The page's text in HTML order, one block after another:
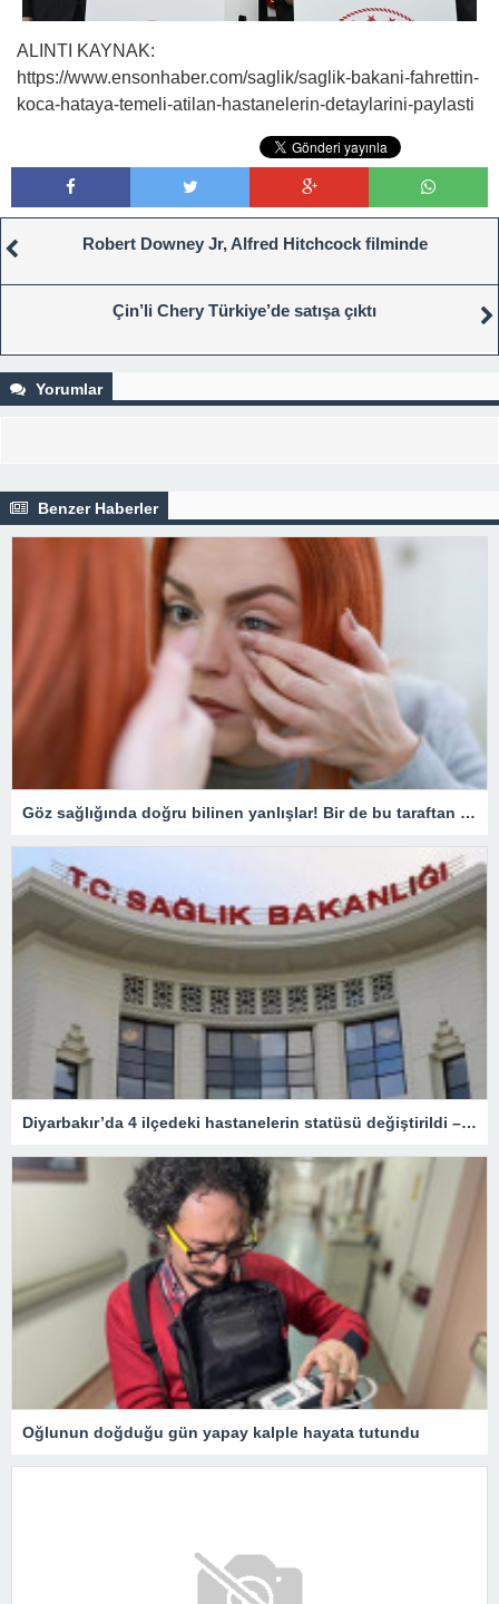
ALINTI KAYNAK:
https://www.ensonhaber.com/saglik/saglik-bakani-fahrettin-
koca-hataya-temeli-atilan-hastanelerin-detaylarini-paylasti
Robert Downey Jr, Alfred Hitchcock filminde
Çin’li Chery Türkiye’de satışa çıktı
Yorumlar
Benzer Haberler
Göz sağlığında doğru bilinen yanlışlar! Bir de bu taraftan bakın…
Diyarbakır’da 4 ilçedeki hastanelerin statüsü değiştirildi – Sağlık
Oğlunun doğduğu gün yapay kalple hayata tutundu